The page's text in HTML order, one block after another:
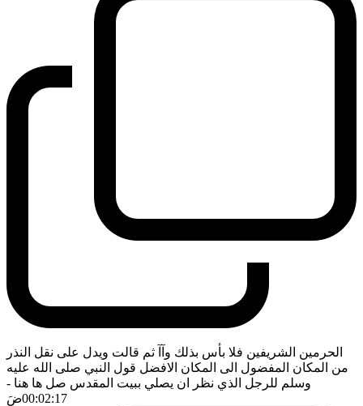
الحرمين الشريفين فلا بأس بذلك وآآ ثم قالت ويدل على نقل النذر
من المكان المفضول الى المكان الافضل قول النبي صلى الله عليه
وسلم للرجل الذي نظر ان يصلي ببيت المقدس صل ها هنا -
00:02:17ضَ